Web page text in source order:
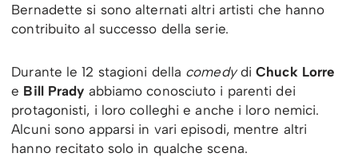
Bernadette si sono alternati altri artisti che hanno
contribuito al successo della serie.
Durante le 12 stagioni della comedydiChuck Lorre
e Bill Prady abbiamo conosciuto i parenti dei
protagonisti, i loro colleghi e anche i loro nemici.
Alcuni sono apparsi in vari episodi, mentre altri
hanno recitato solo in qualche scena.